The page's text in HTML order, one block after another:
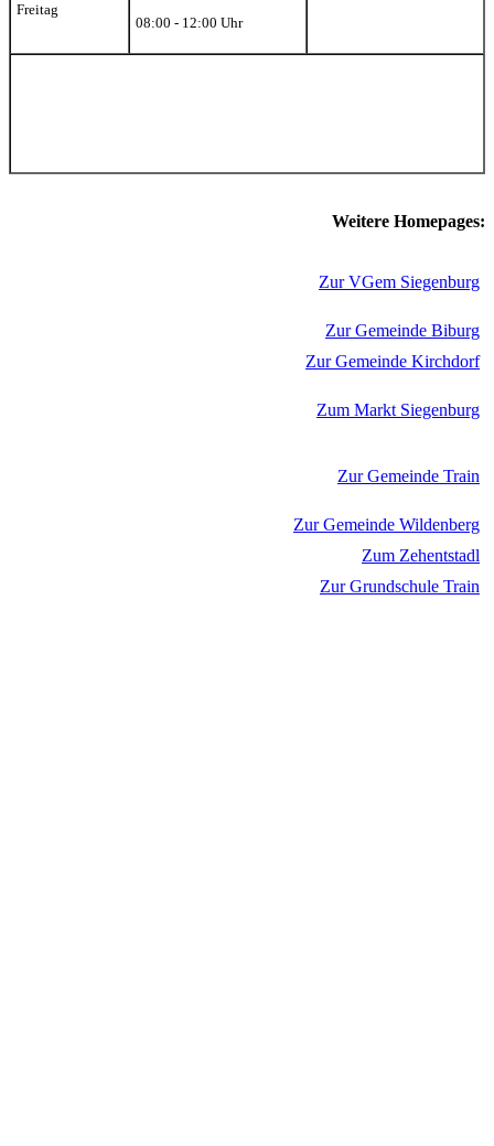
Freitag
08:00 - 12:00 Uhr
Weitere Homepages:
Zur VGem Siegenburg
Zur Gemeinde Biburg
Zur Gemeinde Kirchdorf
Zum Markt Siegenburg
Zur Gemeinde Train
Zur Gemeinde Wildenberg
Zum Zehentstadl
Zur Grundschule Train